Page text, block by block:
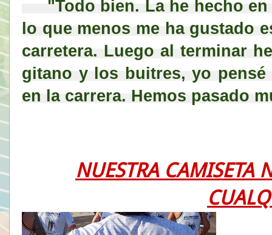
"Todo bien. La he hecho
lo que menos me ha gustado
carretera. Luego al terminar
gitano y los buitres, yo
en la carrera. Hemos pasado
NUESTRA CAMISETA